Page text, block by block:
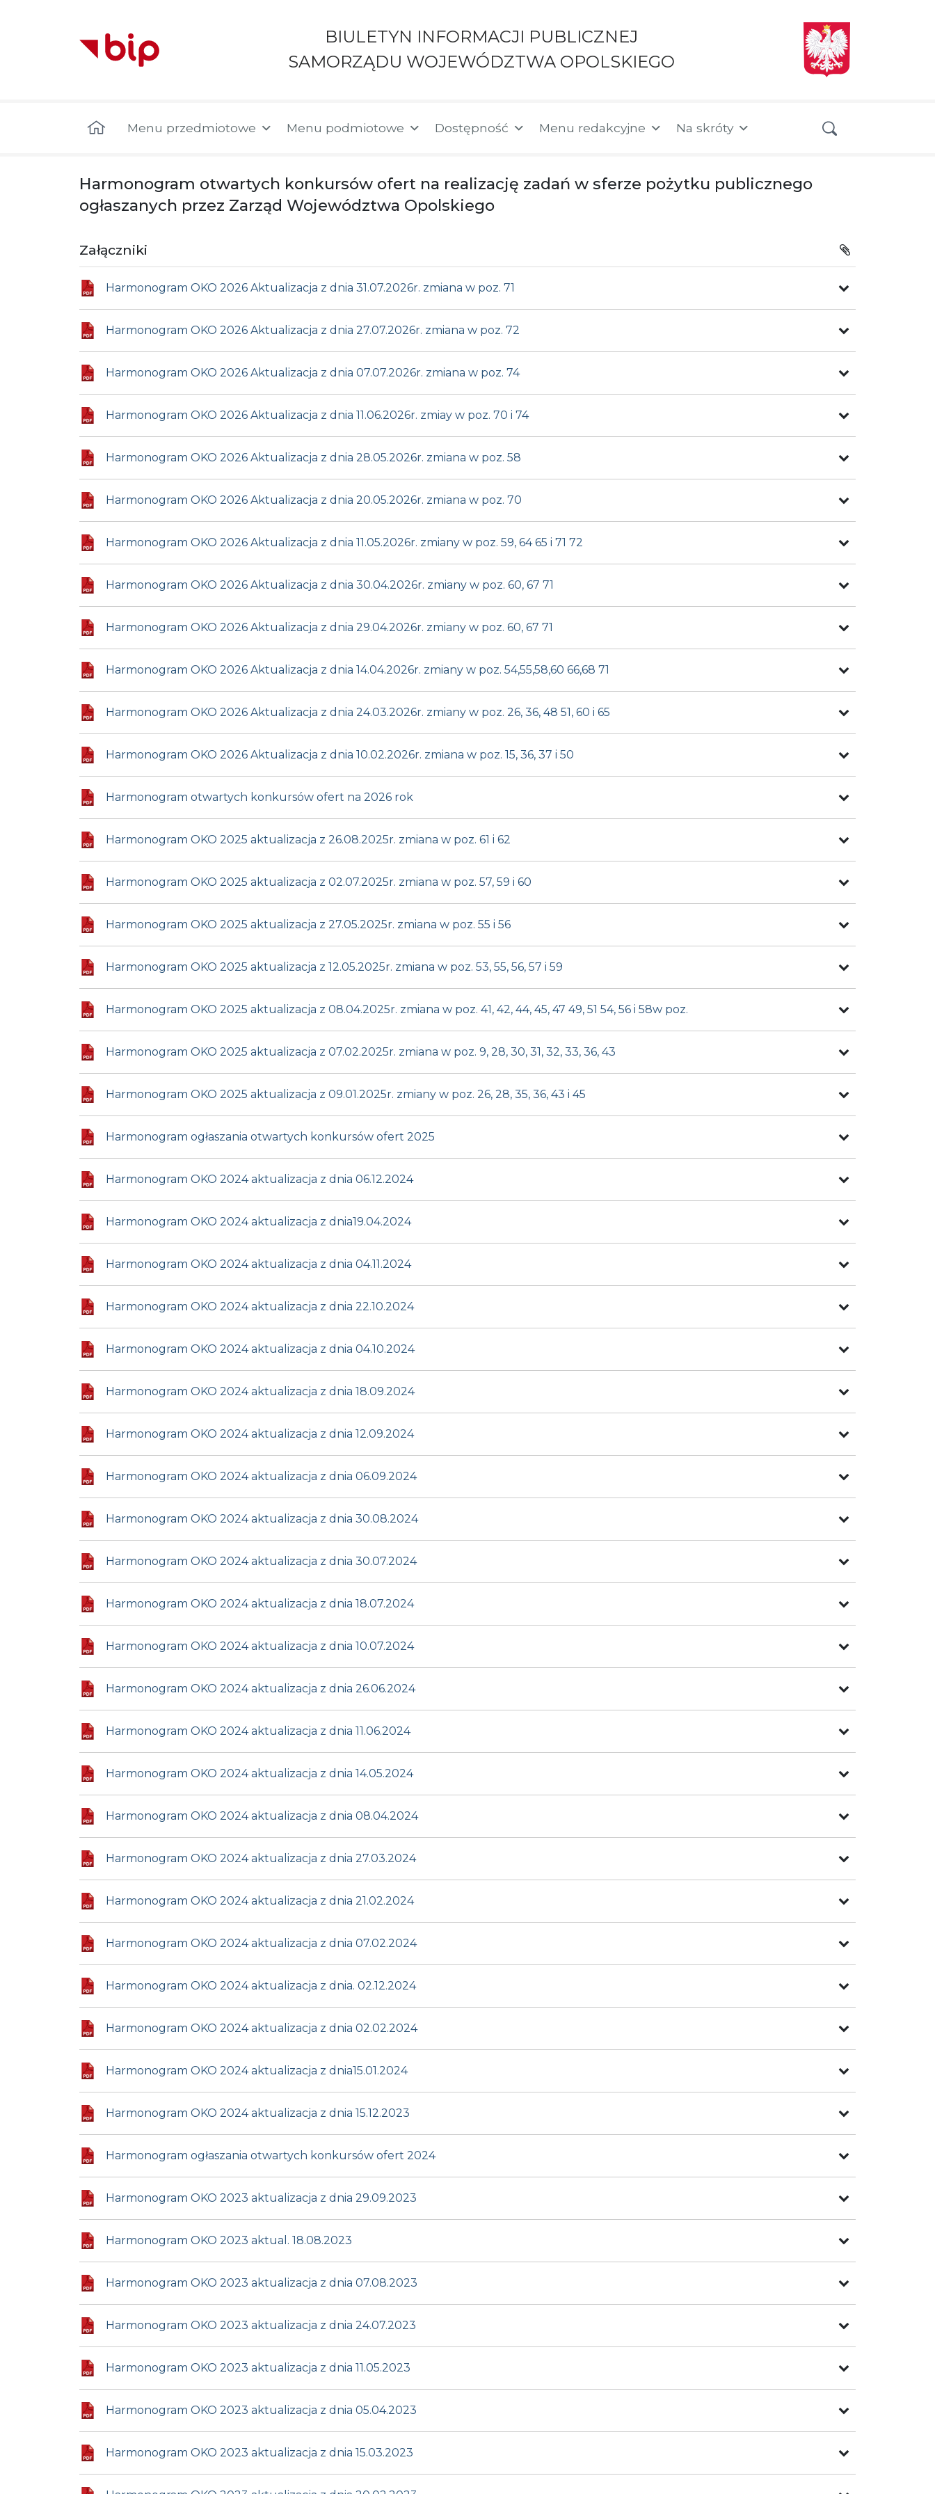
BIULETYN INFORMACJI PUBLICZNEJ
SAMORZĄDU WOJEWÓDZTWA OPOLSKIEGO
Menu przedmiotowe Menu podmiotowe Dostępność Menu redakcyjne Na skróty
Harmonogram otwartych konkursów ofert na realizację zadań w sferze pożytku publicznego
ogłaszanych przez Zarząd Województwa Opolskiego
Załączniki
Harmonogram OKO 2026 Aktualizacja z dnia 31.07.2026r. zmiana w poz. 71
Harmonogram OKO 2026 Aktualizacja z dnia 27.07.2026r. zmiana w poz. 72
Harmonogram OKO 2026 Aktualizacja z dnia 07.07.2026r. zmiana w poz. 74
Harmonogram OKO 2026 Aktualizacja z dnia 11.06.2026r. zmiay w poz. 70 i 74
Harmonogram OKO 2026 Aktualizacja z dnia 28.05.2026r. zmiana w poz. 58
Harmonogram OKO 2026 Aktualizacja z dnia 20.05.2026r. zmiana w poz. 70
Harmonogram OKO 2026 Aktualizacja z dnia 11.05.2026r. zmiany w poz. 59, 64 65 i 71 72
Harmonogram OKO 2026 Aktualizacja z dnia 30.04.2026r. zmiany w poz. 60, 67 71
Harmonogram OKO 2026 Aktualizacja z dnia 29.04.2026r. zmiany w poz. 60, 67 71
Harmonogram OKO 2026 Aktualizacja z dnia 14.04.2026r. zmiany w poz. 54,55,58,60 66,68 71
Harmonogram OKO 2026 Aktualizacja z dnia 24.03.2026r. zmiany w poz. 26, 36, 48 51, 60 i 65
Harmonogram OKO 2026 Aktualizacja z dnia 10.02.2026r. zmiana w poz. 15, 36, 37 i 50
Harmonogram otwartych konkursów ofert na 2026 rok
Harmonogram OKO 2025 aktualizacja z 26.08.2025r. zmiana w poz. 61 i 62
Harmonogram OKO 2025 aktualizacja z 02.07.2025r. zmiana w poz. 57, 59 i 60
Harmonogram OKO 2025 aktualizacja z 27.05.2025r. zmiana w poz. 55 i 56
Harmonogram OKO 2025 aktualizacja z 12.05.2025r. zmiana w poz. 53, 55, 56, 57 i 59
Harmonogram OKO 2025 aktualizacja z 08.04.2025r. zmiana w poz. 41, 42, 44, 45, 47 49, 51 54, 56 i 58w poz.
Harmonogram OKO 2025 aktualizacja z 07.02.2025r. zmiana w poz. 9, 28, 30, 31, 32, 33, 36, 43
Harmonogram OKO 2025 aktualizacja z 09.01.2025r. zmiany w poz. 26, 28, 35, 36, 43 i 45
Harmonogram ogłaszania otwartych konkursów ofert 2025
Harmonogram OKO 2024 aktualizacja z dnia 06.12.2024
Harmonogram OKO 2024 aktualizacja z dnia19.04.2024
Harmonogram OKO 2024 aktualizacja z dnia 04.11.2024
Harmonogram OKO 2024 aktualizacja z dnia 22.10.2024
Harmonogram OKO 2024 aktualizacja z dnia 04.10.2024
Harmonogram OKO 2024 aktualizacja z dnia 18.09.2024
Harmonogram OKO 2024 aktualizacja z dnia 12.09.2024
Harmonogram OKO 2024 aktualizacja z dnia 06.09.2024
Harmonogram OKO 2024 aktualizacja z dnia 30.08.2024
Harmonogram OKO 2024 aktualizacja z dnia 30.07.2024
Harmonogram OKO 2024 aktualizacja z dnia 18.07.2024
Harmonogram OKO 2024 aktualizacja z dnia 10.07.2024
Harmonogram OKO 2024 aktualizacja z dnia 26.06.2024
Harmonogram OKO 2024 aktualizacja z dnia 11.06.2024
Harmonogram OKO 2024 aktualizacja z dnia 14.05.2024
Harmonogram OKO 2024 aktualizacja z dnia 08.04.2024
Harmonogram OKO 2024 aktualizacja z dnia 27.03.2024
Harmonogram OKO 2024 aktualizacja z dnia 21.02.2024
Harmonogram OKO 2024 aktualizacja z dnia 07.02.2024
Harmonogram OKO 2024 aktualizacja z dnia. 02.12.2024
Harmonogram OKO 2024 aktualizacja z dnia 02.02.2024
Harmonogram OKO 2024 aktualizacja z dnia15.01.2024
Harmonogram OKO 2024 aktualizacja z dnia 15.12.2023
Harmonogram ogłaszania otwartych konkursów ofert 2024
Harmonogram OKO 2023 aktualizacja z dnia 29.09.2023
Harmonogram OKO 2023 aktual. 18.08.2023
Harmonogram OKO 2023 aktualizacja z dnia 07.08.2023
Harmonogram OKO 2023 aktualizacja z dnia 24.07.2023
Harmonogram OKO 2023 aktualizacja z dnia 11.05.2023
Harmonogram OKO 2023 aktualizacja z dnia 05.04.2023
Harmonogram OKO 2023 aktualizacja z dnia 15.03.2023